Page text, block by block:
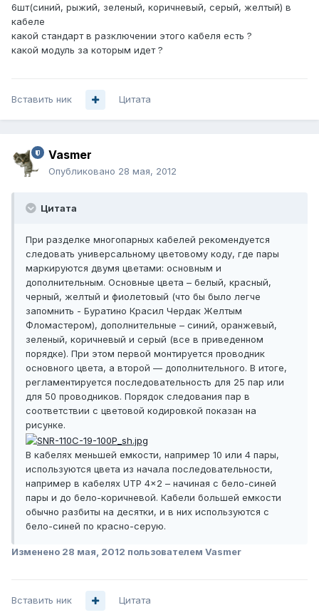
6шт(синий, рыжий, зеленый, коричневый, серый, желтый) в
кабеле
какой стандарт в разключении этого кабеля есть ?
какой модуль за которым идет ?
Вставить ник Цитата
Vasmer
Опубликовано 28 мая, 2012
Цитата
При разделке многопарных кабелей рекомендуется
следовать универсальному цветовому коду, где пары
маркируются двумя цветами: основным и
дополнительным. Основные цвета – белый, красный,
черный, желтый и фиолетовый (что бы было легче
запомнить - Буратино Красил Чердак Желтым
Фломастером), дополнительные – синий, оранжевый,
зеленый, коричневый и серый (все в приведенном
порядке). При этом первой монтируется проводник
основного цвета, а второй — дополнительного. В итоге,
регламентируется последовательность для 25 пар или
для 50 проводников. Порядок следования пар в
соответствии с цветовой кодировкой показан на
рисунке.
В кабелях меньшей емкости, например 10 или 4 пары,
используются цвета из начала последовательности,
например в кабелях UTP 4×2 – начиная с бело-синей
пары и до бело-коричневой. Кабели большей емкости
обычно разбиты на десятки, и в них используются с
бело-синей по красно-серую.
Изменено 28 мая, 2012 пользователем Vasmer
Вставить ник Цитата